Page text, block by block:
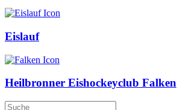
Eislauf
Heilbronner Eishockeyclub Falken